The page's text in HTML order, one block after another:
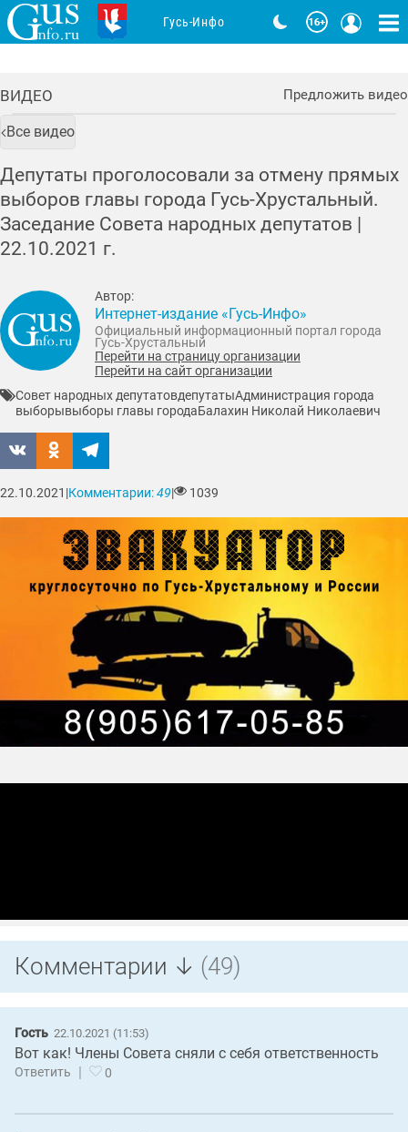
ВИДЕО Предложить видео
Все видео
Депутаты проголосовали за отмену прямых
выборов главы города Гусь-Хрустальный.
Заседание Совета народных депутатов |
22.10.2021 г.
Автор:
Интернет-издание «Гусь-Инфо»
Официальный информационный портал города
Гусь-Хрустальный
Перейти на страницу организации
Перейти на сайт организации
Совет народных депутатовдепутатыАдминистрация города
выборывыборы главы городаБалахин Николай Николаевич
22.10.2021 |Комментарии:49| 1039
Комментарии ↓ (49)
Гость 22.10.2021 (11:53)
Вот как! Члены Совета сняли с себя ответственность
Ответить | 0
Гусь-Инфо